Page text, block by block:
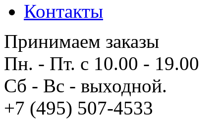
Контакты
Принимаем заказы
Пн. - Пт. с 10.00 - 19.00
Сб - Вс - выходной.
+7 (495) 507-4533